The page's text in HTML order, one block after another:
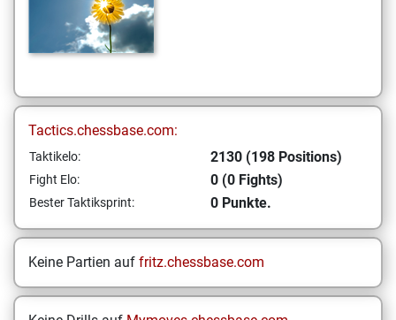
Tactics.chessbase.com:
Taktikelo: 2130 (198 Positions)
Fight Elo: 0 (0 Fights)
Bester Taktiksprint: 0 Punkte.
Keine Partien auf fritz.chessbase.com